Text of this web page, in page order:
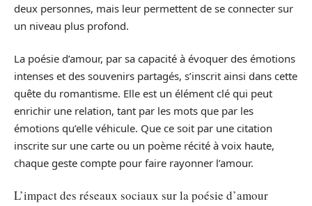
deux personnes, mais leur permettent de se connecter sur
un niveau plus profond.
La poésie d’amour, par sa capacité à évoquer des émotions
intenses et des souvenirs partagés, s’inscrit ainsi dans cette
quête du romantisme. Elle est un élément clé qui peut
enrichir une relation, tant par les mots que par les
émotions qu’elle véhicule. Que ce soit par une citation
inscrite sur une carte ou un poème récité à voix haute,
chaque geste compte pour faire rayonner l’amour.
L’impact des réseaux sociaux sur la poésie d’amour